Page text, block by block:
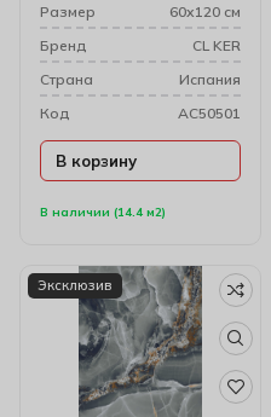
В наличии (14.4 м2)
Размер
60х120 см
Бренд
CL KER
Cтрана
Испания
Код
AC50501
В корзину
Эксклюзив